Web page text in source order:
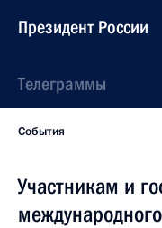
Президент России
Телеграммы
События
Участникам и